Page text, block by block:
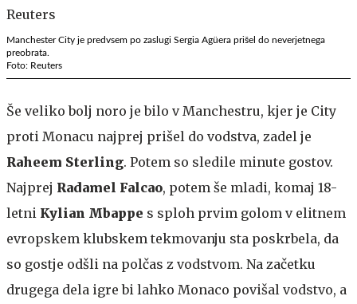
Manchester City je predvsem po zaslugi Sergia Agüera prišel do neverjetnega
preobrata.
Foto: Reuters
Še veliko bolj noro je bilo v Manchestru, kjer je City
proti Monacu najprej prišel do vodstva, zadel je
Raheem Sterling. Potem so sledile minute gostov.
Najprej Radamel Falcao, potem še mladi, komaj 18-
letni Kylian Mbappe s sploh prvim golom v elitnem
evropskem klubskem tekmovanju sta poskrbela, da
so gostje odšli na polčas z vodstvom. Na začetku
drugega dela igre bi lahko Monaco povišal vodstvo, a